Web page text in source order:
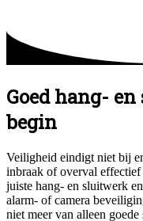
Goed hang-
begin
Veiligheid eindigt niet bij
inbraak of overval
juiste hang- en sluitwerk
alarm- of camera
niet meer van alleen goede